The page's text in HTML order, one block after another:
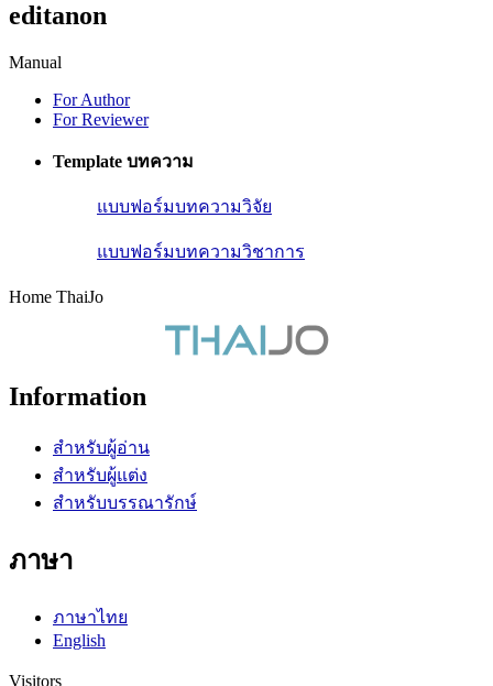
editanon
Manual
For Author
For Reviewer
Template บทความ
แบบฟอร์มบทความวิจัย
แบบฟอร์มบทความวิชาการ
Home ThaiJo
Information
สำหรับผู้อ่าน
สำหรับผู้แต่ง
สำหรับบรรณารักษ์
ภาษา
ภาษาไทย
English
Visitors